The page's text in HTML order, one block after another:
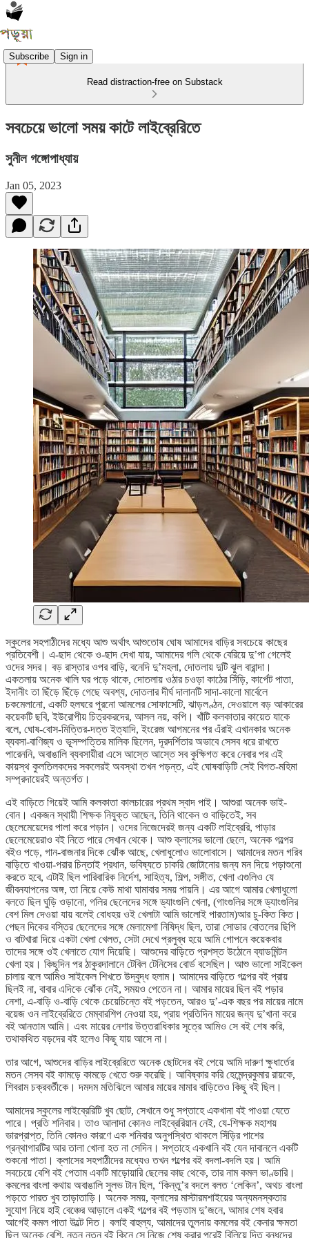
Subscribe Sign in
Read distraction-free on Substack
সবচেয়ে ভালো সময় কাটে লাইব্রেরিতে
সুনীল গঙ্গোপাধ্যায়
Jan 05, 2023
স্কুলের সহপাঠীদের মধ্যে আশু অর্থাৎ আশুতোষ ঘোষ আমাদের বাড়ির সবচেয়ে কাছের
প্রতিবেশী। এ-ছাদ থেকে ও-ছাদ দেখা যায়, আমাদের গলি থেকে বেরিয়ে দু’পা গেলেই
ওদের সদর। বড় রাস্তার ওপর বাড়ি, বনেদি দু’মহলা, দোতলায় দুটি ঝুল বারান্দা।
একতলায় অনেক খালি ঘর পড়ে থাকে, দোতলায় ওঠার চওড়া কাঠের সিঁড়ি, কার্পেট পাতা,
ইদানীং তা ছিঁড়ে ছিঁড়ে গেছে অবশ্য, দোতলার দীর্ঘ দালানটি সাদা-কালো মার্বেলে
চকমেলানো, একটি হলঘরে পুরনো আমলের সোফাসেটি, ঝাড়লণ্ঠন, দেওয়ালে বড় আকারের
কয়েকটি ছবি, ইউরোপীয় চিত্রকরদের, আসল নয়, কপি। খাঁটি কলকাতার কায়েত যাকে
বলে, ঘোষ-বোস-মিত্তির-দত্ত ইত্যাদি, ইংরেজ আগমনের পর এঁরাই এখানকার অনেক
ব্যবসা-বাণিজ্য ও ভূসম্পত্তির মালিক ছিলেন, দূরদর্শিতার অভাবে সেসব ধরে রাখতে
পারেননি, অবাঙালি ব্যবসায়ীরা এসে আস্তে আস্তে সব কুক্ষিগত করে নেবার পর এই
কায়স্থ কুলতিলকদের সকলেরই অবস্থা তখন পড়ন্ত, এই ঘোষবাড়িটি সেই বিগত-মহিমা
সম্প্রদায়েরই অন্তর্গত।
এই বাড়িতে গিয়েই আমি কলকাতা কালচারের প্রথম স্বাদ পাই। আশুরা অনেক ভাই-
বোন। একজন স্থায়ী শিক্ষক নিযুক্ত আছেন, তিনি থাকেন ও বাড়িতেই, সব
ছেলেমেয়েদের পালা করে পড়ান। ওদের নিজেদেরই জন্য একটি লাইব্রেরি, পাড়ার
ছেলেমেয়েরাও বই নিতে পারে সেখান থেকে। আশু ক্লাসের ভালো ছেলে, অনেক গল্পের
বইও পড়ে, গান-বাজনার দিকে ঝোঁক আছে, খেলাধুলোও ভালোবাসে। আমাদের মতন গরিব
বাড়িতে খাওয়া-পরার চিন্তাই প্রধান, ভবিষ্যতে চাকরি জোটানোর জন্য মন দিয়ে পড়াশুনো
করতে হবে, এটাই ছিল পারিবারিক নির্দেশ, সাহিত্য, শিল্প, সঙ্গীত, খেলা এগুলিও যে
জীবনযাপনের অঙ্গ, তা নিয়ে কেউ মাথা ঘামাবার সময় পায়নি। এর আগে আমার খেলাধুলো
বলতে ছিল ঘুড়ি ওড়ানো, গলির ছেলেদের সঙ্গে ড্যাংগুলি খেলা, (গাংগুলির সঙ্গে ড্যাংগুলির
বেশ মিল দেওয়া যায় বলেই বোধহয় ওই খেলাটা আমি ভালোই পারতাম)আর চু-কিত কিত।
পেছন দিকের বস্তির ছেলেদের সঙ্গে মেলামেশা নিষিদ্ধ ছিল, তারা সোডার বোতলের ছিপি
ও বাটখারা দিয়ে একটা খেলা খেলত, সেটা দেখে প্রলুব্ধ হয়ে আমি গোপনে কয়েকবার
তাদের সঙ্গে ওই খেলাতে যোগ দিয়েছি। আশুদের বাড়িতে প্রশস্ত উঠোনে ব্যাডমিন্টন
খেলা হয়। কিছুদিন পর ঠাকুরদালানে টেবিল টেনিসের বোর্ড বসেছিল। আশু ভালো সাইকেল
চালায় বলে আমিও সাইকেল শিখতে উদ্বুদ্ধ হলাম। আমাদের বাড়িতে গল্পের বই প্রায়
ছিলই না, বাবার এদিকে ঝোঁক নেই, সময়ও পেতেন না। আমার মায়ের ছিল বই পড়ার
নেশা, এ-বাড়ি ও-বাড়ি থেকে চেয়েচিন্তে বই পড়তেন, আরও দু’-এক বছর পর মায়ের নামে
বয়েজ ওন লাইব্রেরিতে মেম্বারশিপ নেওয়া হয়, প্রায় প্রতিদিন মায়ের জন্য দু’খানা করে
বই আনতাম আমি। এবং মায়ের নেশার উত্তরাধিকার সূত্রে আমিও সে বই শেষ করি,
তথাকথিত বড়দের বই হলেও কিছু যায় আসে না।
তার আগে, আশুদের বাড়ির লাইব্রেরিতে অনেক ছোটদের বই পেয়ে আমি দারুণ ক্ষুধার্তের
মতন সেসব বই কামড়ে কামড়ে খেতে শুরু করেছি। আবিষ্কার করি হেমেন্দ্রকুমার রায়কে,
শিবরাম চক্রবর্তীকে। দমদম মতিঝিলে আমার মায়ের মামার বাড়িতেও কিছু বই ছিল।
আমাদের স্কুলের লাইব্রেরিটি খুব ছোট, সেখানে শুধু সপ্তাহে একখানা বই পাওয়া যেতে
পারে। প্রতি শনিবার। তাও আলাদা কোনও লাইব্রেরিয়ান নেই, যে-শিক্ষক মহাশয়
ভারপ্রাপ্ত, তিনি কোনও কারণে এক শনিবার অনুপস্থিত থাকলে সিঁড়ির পাশের
গ্রন্থাগারটির আর তালা খোলা হত না সেদিন। সপ্তাহে একখানি বই যেন দাবানলে একটি
শুকনো পাতা। ক্লাসের সহপাঠীদের মধ্যেও তখন গল্পের বই বদলা-বদলি হয়। আমি
সবচেয়ে বেশি বই পেতাম একটি মাড়োয়ারি ছেলের কাছ থেকে, তার নাম কমল ভাণ্ডারি।
কমলের বাংলা কথায় অবাঙালি সুলভ টান ছিল, ‘কিন্তু’র বদলে বলত ‘লেকিন’, অথচ বাংলা
পড়তে পারত খুব তাড়াতাড়ি। অনেক সময়, ক্লাসের মাস্টারমশাইয়ের অন্যমনস্কতার
সুযোগ নিয়ে হাই বেঞ্চের আড়ালে একই গল্পের বই পড়তাম দু’জনে, আমার শেষ হবার
আগেই কমল পাতা উল্টে দিত। বলাই বাহুল্য, আমাদের তুলনায় কমলের বই কেনার ক্ষমতা
ছিল অনেক বেশি, নতুন নতুন বই কিনে সে নিজে শেষ করার পরেই বিলিয়ে দিত বন্ধুদের